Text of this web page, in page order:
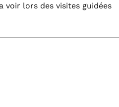
lors des visites guidées